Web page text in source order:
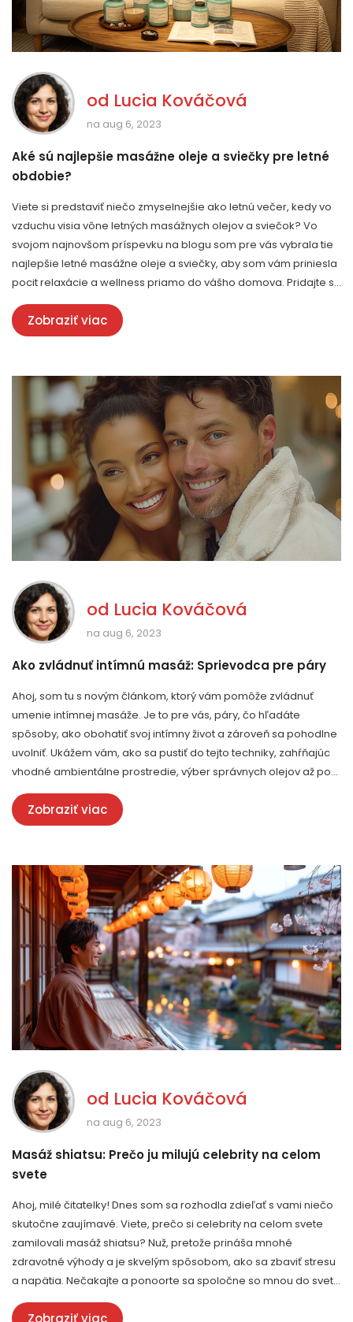
od Lucia Kováčová
na aug 6, 2023
Aké sú najlepšie masážne oleje a sviečky pre letné
obdobie?
Viete si predstaviť niečo zmyselnejšie ako letnú večer, kedy vo
vzduchu visia vône letných masážnych olejov a sviečok? Vo
svojom najnovšom príspevku na blogu som pre vás vybrala tie
najlepšie letné masážne oleje a sviečky, aby som vám priniesla
pocit relaxácie a wellness priamo do vášho domova. Pridajte sa
ku mne a objavte zázraky aromaterapie a pokožky hladkej ako
hodváb. Už sa neviem dočkať, aby som vám ukázala moje
najobľúbenejšie výrobky.
Zobraziť viac
od Lucia Kováčová
na aug 6, 2023
Ako zvládnuť intímnú masáž: Sprievodca pre páry
Ahoj, som tu s novým článkom, ktorý vám pomôže zvládnuť
umenie intímnej masáže. Je to pre vás, páry, čo hľadáte
spôsoby, ako obohatiť svoj intímny život a zároveň sa pohodlne
uvolniť. Ukážem vám, ako sa pustiť do tejto techniky, zahŕňajúc
vhodné ambientálne prostredie, výber správnych olejov až po
jednotlivé techniky, ktoré potešia vás a vášho partnera. Pridajte
sa ku mne a objavte, ako sa trocha intimity môže premeniť na
niečo naozaj úžasné!
Zobraziť viac
od Lucia Kováčová
na aug 6, 2023
Masáž shiatsu: Prečo ju milujú celebrity na celom
svete
Ahoj, milé čitatelky! Dnes som sa rozhodla zdieľať s vami niečo
skutočne zaujímavé. Viete, prečo si celebrity na celom svete
zamilovali masáž shiatsu? Nuž, pretože prináša mnohé
zdravotné výhody a je skvelým spôsobom, ako sa zbaviť stresu
a napätia. Nečakajte a ponoorte sa spoločne so mnou do sveta
shiatsu a objavte, prečo sa táto technika stala tak populárnou.
Zobraziť viac